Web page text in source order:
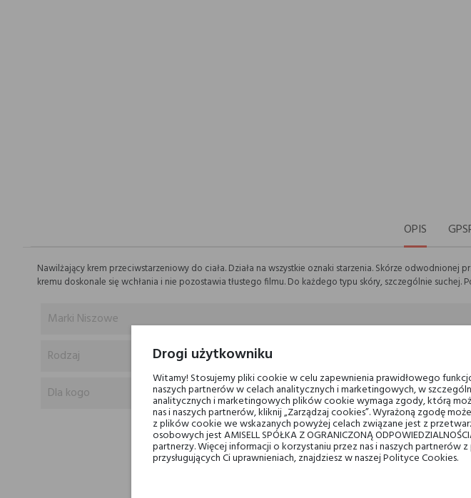
OPIS
Nawilżający krem przeciwstarzeniowy do ciała. Działa na wszystkie oznaki starzenia. Skórze
kremu doskonale się wchłania i nie pozostawia tłustego filmu. Do każdego typu skóry, szczególnie suchej.
Marki Niszowe
Rodzaj
Dla kogo
KLIENCI, KTÓRZY KUPILI
Drogi użytkowniku
Witamy! Stosujemy pliki cookie w celu zapewnienia prawidłowego
naszych partnerów w celach analitycznych i marketingowych, w
analitycznych i marketingowych plików cookie wymaga zgody, którą
nas i naszych partnerów, kliknij „Zarządzaj cookies”. Wyrażoną zgodę
z plików cookie we wskazanych powyżej celach związane jest z
osobowych jest AMISELL SPÓŁKA Z OGRANICZONĄ
partnerzy. Więcej informacji o korzystaniu przez nas i naszych
przysługujących Ci uprawnieniach, znajdziesz w naszej Polityce Cookies.